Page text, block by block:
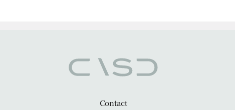
Contact